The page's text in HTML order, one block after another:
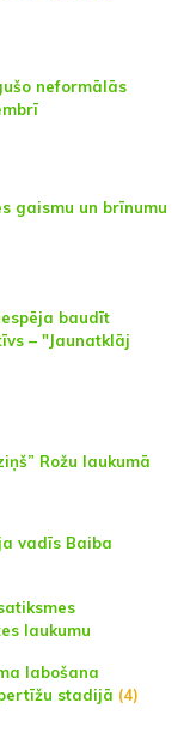
neformālās
gaismu un brīnumu
baudīt
– "Jaunatklāj
Rožu laukumā
vadīs Baiba
laukumu
labošana
stadijā (4)